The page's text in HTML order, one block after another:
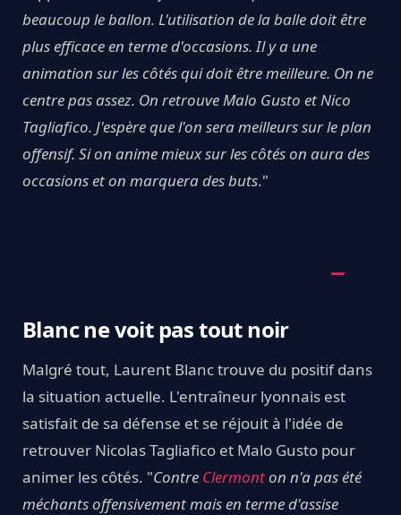
beaucoup le ballon. L'utilisation de la balle doit être
plus efficace en terme d'occasions. Il y a une
animation sur les côtés qui doit être meilleure. On ne
centre pas assez. On retrouve Malo Gusto et Nico
Tagliafico. J'espère que l'on sera meilleurs sur le plan
offensif. Si on anime mieux sur les côtés on aura des
occasions et on marquera des buts."
Blanc ne voit pas tout noir
Malgré tout, Laurent Blanc trouve du positif dans
la situation actuelle. L'entraîneur lyonnais est
satisfait de sa défense et se réjouit à l'idée de
retrouver Nicolas Tagliafico et Malo Gusto pour
animer les côtés. "Contre Clermonton n'a pas été
méchants offensivement mais en terme d'assise